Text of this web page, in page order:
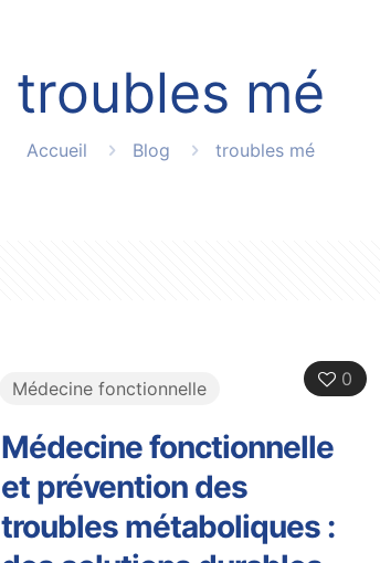
troubles mé
Accueil Blog troubles mé
0
Médecine fonctionnelle
Médecine fonctionnelle
et prévention des
troubles métaboliques :